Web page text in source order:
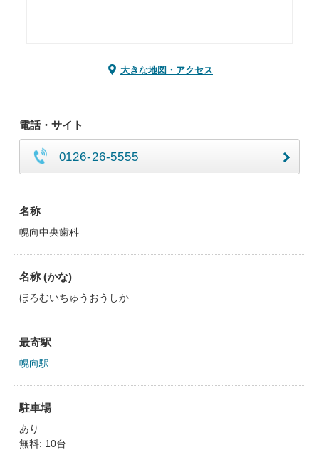
大きな地図・アクセス
電話・サイト
0126-26-5555
名称
幌向中央歯科
名称 (かな)
ほろむいちゅうおうしか
最寄駅
幌向駅
駐車場
あり
無料: 10台